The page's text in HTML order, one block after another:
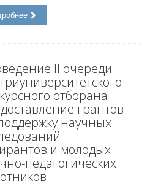
II очереди
отборана
грантов
научных
и молодых
педагогических